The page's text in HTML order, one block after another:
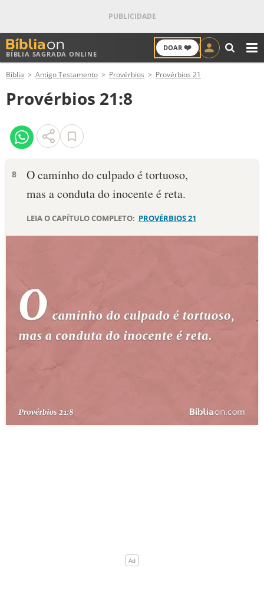
BÍBLIA SAGRADA ONLINE
DOAR ❤️
ANTIGO TESTAMENTO
NOVO TESTAMENTO
VERSÍCULOS
PALAVRA DO DIA
10 MANDAMENTOS
ESTUDOS BÍBLICOS
ESBOÇOS DE PREGAÇÃO
PERGUNTE À BÍBLIA
Bíblia Antigo Testamento Provérbios Provérbios 21
Provérbios 21:8
8
O caminho do culpado é tortuoso,
mas a conduta do inocente é reta.
LEIA O CAPÍTULO COMPLETO: PROVÉRBIOS 21